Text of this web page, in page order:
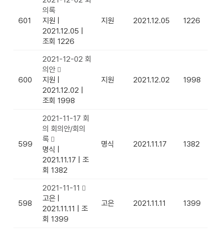
601
의록
지원
2021.12.05
조회 1226
지원 2021.12.05 1226
600
2021-12-02 회
의안
지원
2021.12.02
조회 1998
지원 2021.12.02 1998
599
2021-11-17 회
의 회의안/회의
록
명식
2021.11.17
조
회 1382
명식 2021.11.17 1382
598
2021-11-11
고은
2021.11.11
조
회 1399
고은 2021.11.11 1399